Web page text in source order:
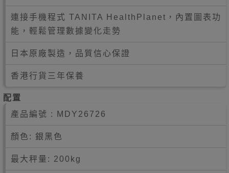
連接手機程式 TANITA HealthPlanet，內置圖表功
能，輕鬆管理數據變化走勢
日本原廠製造，品質信心保證
香港行貨三年保養
配置
產品編號 :
MDY26726
顏色: 銀黑色
最大秤量: 200kg